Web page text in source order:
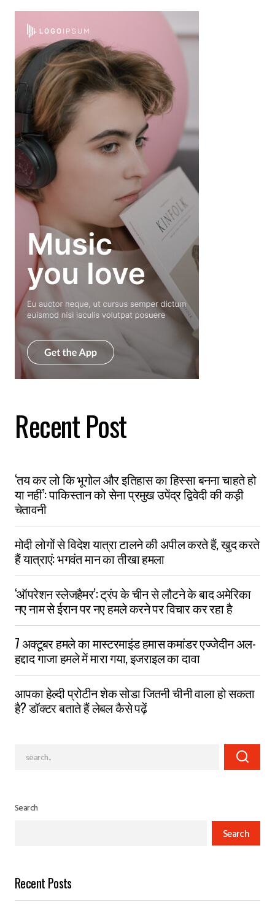
Recent Post
‘तय कर लो कि भूगोल और इतिहास का हिस्सा बनना चाहते हो
या नहीं’: पाकिस्तान को सेना प्रमुख उपेंद्र द्विवेदी की कड़ी
चेतावनी
मोदी लोगों से विदेश यात्रा टालने की अपील करते हैं, खुद करते
हैं यात्राएं: भगवंत मान का तीखा हमला
‘ऑपरेशन स्लेजहैमर’: ट्रंप के चीन से लौटने के बाद अमेरिका
नए नाम से ईरान पर नए हमले करने पर विचार कर रहा है
7 अक्टूबर हमले का मास्टरमाइंड हमास कमांडर एज्जेदीन अल-
हद्दाद गाजा हमले में मारा गया, इजराइल का दावा
आपका हेल्दी प्रोटीन शेक सोडा जितनी चीनी वाला हो सकता
है? डॉक्टर बताते हैं लेबल कैसे पढ़ें
Search
Search
Recent Posts